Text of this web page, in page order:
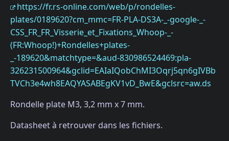
https://fr.rs-online.com/web/p/rondelles-
plates/0189620?cm_mmc=FR-PLA-DS3A-_-google-_-
CSS_FR_FR_Visserie_et_Fixations_Whoop-_-
(FR:Whoop!)+Rondelles+plates-
_-189620&matchtype=&aud-830986524469:pla-
326231500964&gclid=EAIaIQobChMI3Oqrj5qn6gIVBb
TVCh3e4wh8EAQYASABEgKV1vD_BwE&gclsrc=aw.ds
Rondelle plate M3, 3,2 mm x 7 mm.
Datasheet à retrouver dans les fichiers.